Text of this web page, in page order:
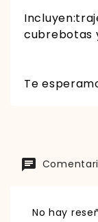
cubrebotas
Te
No hay